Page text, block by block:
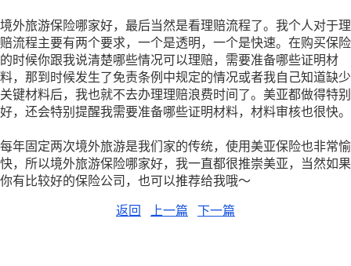
境外旅游保险哪家好，最后当然是看理赔流程了。我个人对于理
赔流程主要有两个要求，一个是透明，一个是快速。在购买保险
的时候你跟我说清楚哪些情况可以理赔，需要准备哪些证明材
料，那到时候发生了免责条例中规定的情况或者我自己知道缺少
关键材料后，我也就不去办理理赔浪费时间了。美亚都做得特别
好，还会特别提醒我需要准备哪些证明材料，材料审核也很快。
每年固定两次境外旅游是我们家的传统，使用美亚保险也非常愉
快，所以境外旅游保险哪家好，我一直都很推崇美亚，当然如果
你有比较好的保险公司，也可以推荐给我哦～
返回 上一篇 下一篇